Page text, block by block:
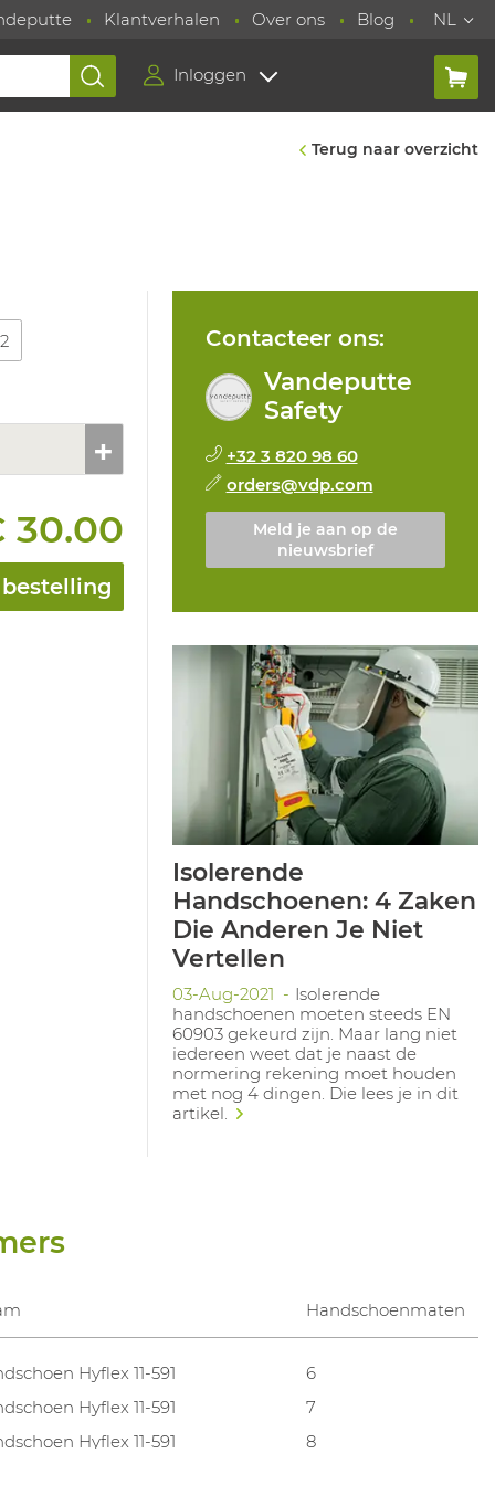
Klantverhalen Over ons Blog NL
Inloggen
Terug naar overzicht
30.00
Contacteer ons:
Vandeputte
Safety
+32 3 820 98 60
orders@vdp.com
Meld je aan op de
nieuwsbrief
Isolerende
Handschoenen: 4 Zaken
Die Anderen Je Niet
Vertellen
03-Aug-2021
Isolerende
handschoenen moeten steeds EN
60903 gekeurd zijn. Maar lang niet
iedereen weet dat je naast de
normering rekening moet houden
met nog 4 dingen. Die lees je in dit
artikel.
Handschoenmaten
Hyflex 11-591
6
Hyflex 11-591
7
Hyflex 11-591
8